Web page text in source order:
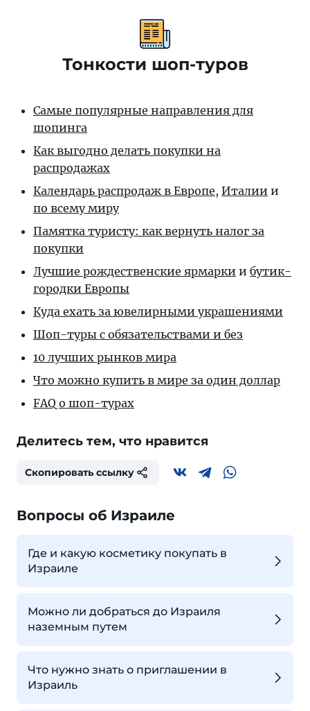
Тонкости шоп-туров
Самые популярные направления для
шопинга
Как выгодно делать покупки на
распродажах
Календарь распродаж в Европе, Италии и
по всему миру
Памятка туристу: как вернуть налог за
покупки
Лучшие рождественские ярмарки и бутик-
городки Европы
Куда ехать за ювелирными украшениями
Шоп-туры с обязательствами и без
10 лучших рынков мира
Что можно купить в мире за один доллар
FAQ о шоп-турах
Делитесь тем, что нравится
Скопировать ссылку
Вопросы об Израиле
Где и какую косметику покупать в
Израиле
Можно ли добраться до Израиля
наземным путем
Что нужно знать о приглашении в
Израиль